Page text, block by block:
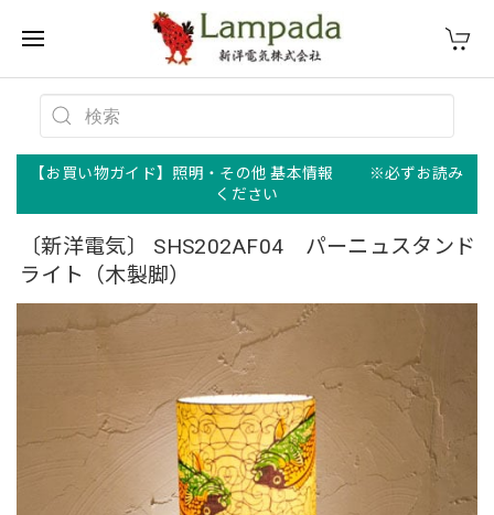
【お買い物ガイド】照明・その他 基本情報 ※必ずお読み
ください
〔新洋電気〕 SHS202AF04 パーニュスタンド
ライト（木製脚）